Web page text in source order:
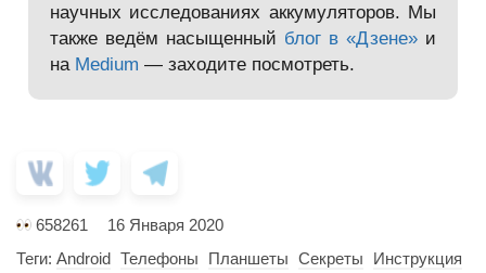
научных исследованиях аккумуляторов. Мы
также ведём насыщенный блог в «Дзене»и
на Medium — заходите посмотреть.
658261
16 Января 2020
Теги: Android Телефоны Планшеты Секреты
Инструкция